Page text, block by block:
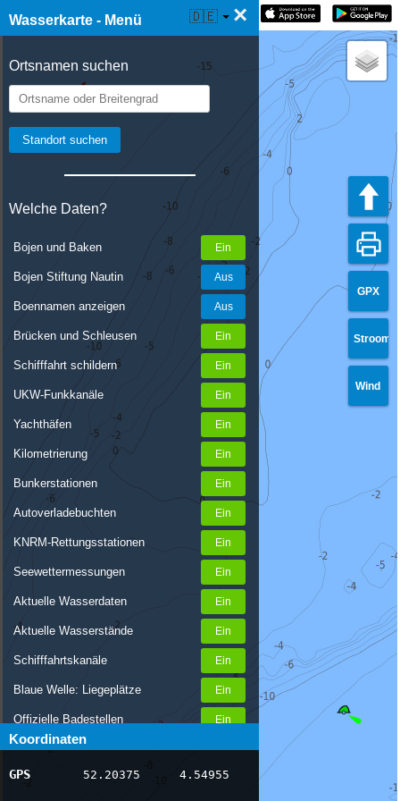
Wasserkarte - Menü ×
Ortsnamen suchen
Welche Daten?
Bojen und Baken
Bojen Stiftung Nautin
Boennamen anzeigen
Brücken und Schleusen
Schifffahrt schildern
UKW-Funkkanäle
Yachthäfen
Kilometrierung
Bunkerstationen
Autoverladebuchten
KNRM-Rettungsstationen
Seewettermessungen
Aktuelle Wasserdaten
Aktuelle Wasserstände
Schifffahrtskanäle
Blaue Welle: Liegeplätze
Offizielle Badestellen
Nachrichten Binnenschifffahrt
AIS-Schiffspositionen
Koordinaten
GPS 52.20375 4.54955
☰ Wasserkarte Live 🇩🇪
GPX
Stroom
Wind